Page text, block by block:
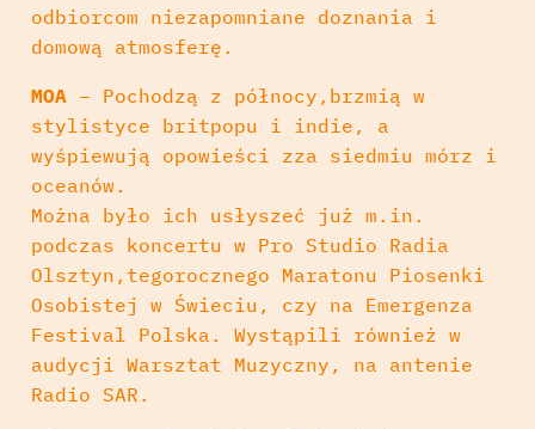
odbiorcom niezapomniane doznania i
domową atmosferę.
MOA – Pochodzą z północy,brzmią w
stylistyce britpopu i indie, a
wyśpiewują opowieści zza siedmiu mórz i
oceanów.
Można było ich usłyszeć już m.in.
podczas koncertu w Pro Studio Radia
Olsztyn,tegorocznego Maratonu Piosenki
Osobistej w Świeciu, czy na Emergenza
Festival Polska. Wystąpili również w
audycji Warsztat Muzyczny, na antenie
Radio SAR.